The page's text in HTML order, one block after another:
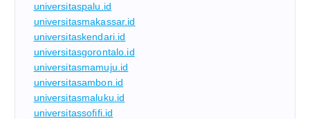
universitaspalu.id
universitasmakassar.id
universitaskendari.id
universitasgorontalo.id
universitasmamuju.id
universitasambon.id
universitasmaluku.id
universitassofifi.id